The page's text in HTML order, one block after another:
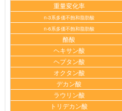
重量変化率
n-3系多価不飽和脂肪酸
n-6系多価不飽和脂肪酸
酪酸
ヘキサン酸
ヘプタン酸
オクタン酸
デカン酸
ラウリン酸
トリデカン酸